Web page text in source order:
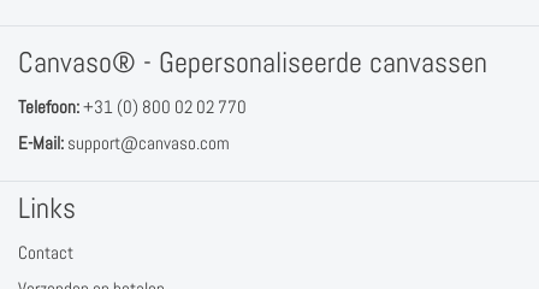
Canvaso® - Gepersonaliseerde canvassen
Telefoon:+31 (0) 800 02 02 770
E-Mail: support@canvaso.com
Links
Contact